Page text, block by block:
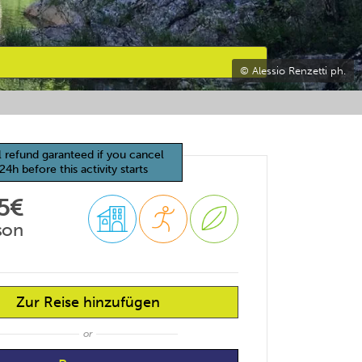
© Alessio Renzetti ph.
refund garanteed if you cancel
before this activity starts
Zur Reise hinzufügen
or